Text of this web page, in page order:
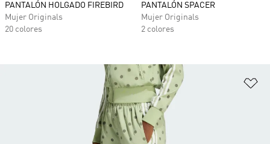
PANTALÓN HOLGADO FIREBIRD
Mujer Originals
20 colores
PANTALÓN SPACER
Mujer Originals
2 colores